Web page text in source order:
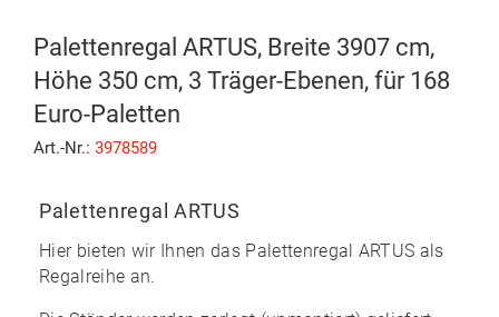
Palettenregal ARTUS, Breite 3907 cm,
Höhe 350 cm, 3 Träger-Ebenen, für 168
Euro-Paletten
Art.-Nr.: 3978589
Palettenregal ARTUS
Hier bieten wir Ihnen das Palettenregal ARTUS als
Regalreihe an.